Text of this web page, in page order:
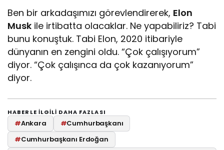
Ben bir arkadaşımızı görevlendirerek, Elon
Musk ile irtibatta olacaklar. Ne yapabiliriz? Tabi
bunu konuştuk. Tabi Elon, 2020 itibariyle
dünyanın en zengini oldu. “Çok çalışıyorum”
diyor. “Çok çalışınca da çok kazanıyorum”
diyor.
HABERLE ILGILI DAHA FAZLASI
#Ankara #Cumhurbaşkanı
#Cumhurbaşkanı Erdoğan